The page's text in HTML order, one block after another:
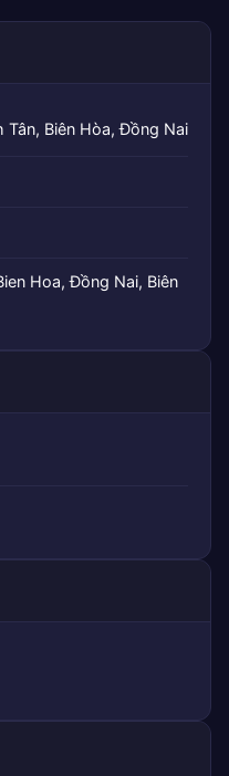
Tân, Biên Hòa, Đồng Nai
Hoa, Đồng Nai, Biên